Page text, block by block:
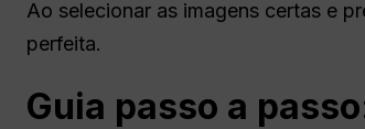
Ao selecionar as imagens certas e
perfeita.
Guia passo a